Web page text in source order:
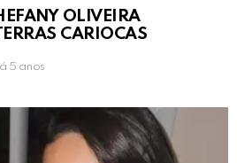
OLIVEIRA
CARIOCAS
5 anos